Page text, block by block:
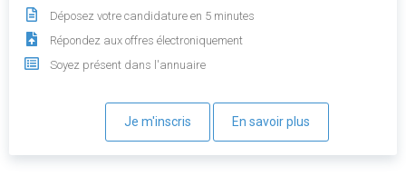
Déposez votre candidature en 5 minutes
Répondez aux offres électroniquement
Soyez présent dans l'annuaire
Je m'inscris En savoir plus